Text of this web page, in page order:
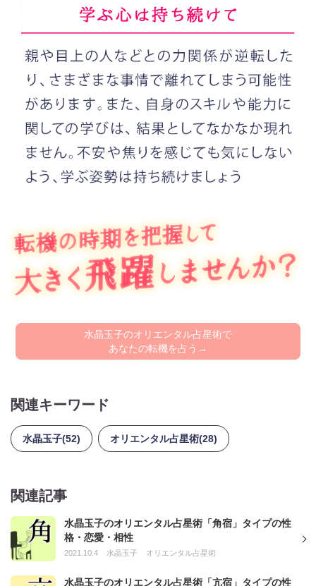
水晶玉子のオリエンタル占星術で
あなたの転機を占う→
関連キーワード
水晶玉子(52) オリエンタル占星術(28)
関連記事
水晶玉子のオリエンタル占星術「角宿」タイプの性
格・恋愛・相性
2021.10.4 水晶玉子 オリエンタル占星術
水晶玉子のオリエンタル占星術「亢宿」タイプの性